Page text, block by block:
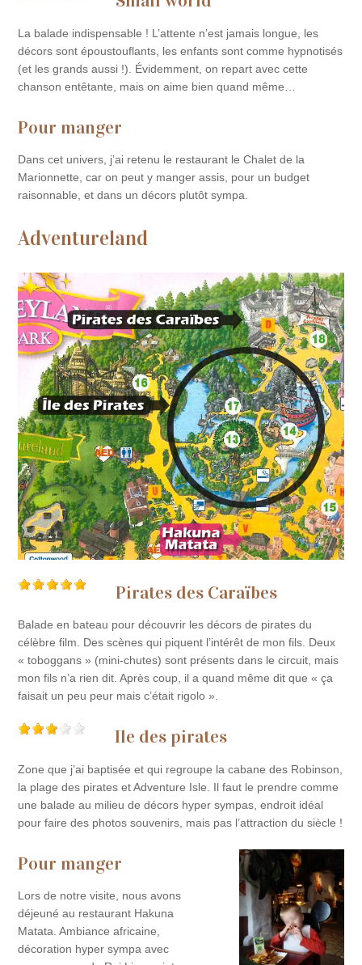
La balade indispensable ! L’attente n’est jamais longue, les
décors sont époustouflants, les enfants sont comme hypnotisés
(et les grands aussi !). Évidemment, on repart avec cette
chanson entêtante, mais on aime bien quand même…
Pour manger
Dans cet univers, j’ai retenu le restaurant le Chalet de la
Marionnette, car on peut y manger assis, pour un budget
raisonnable, et dans un décors plutôt sympa.
Adventureland
Pirates des Caraïbes
Balade en bateau pour découvrir les décors de pirates du
célèbre film. Des scènes qui piquent l’intérêt de mon fils. Deux
« toboggans » (mini-chutes) sont présents dans le circuit, mais
mon fils n’a rien dit. Après coup, il a quand même dit que « ça
faisait un peu peur mais c’était rigolo ».
Ile des pirates
Zone que j’ai baptisée et qui regroupe la cabane des Robinson,
la plage des pirates et Adventure Isle. Il faut le prendre comme
une balade au milieu de décors hyper sympas, endroit idéal
pour faire des photos souvenirs, mais pas l’attraction du siècle !
Pour manger
Lors de notre visite, nous avons
déjeuné au restaurant Hakuna
Matata. Ambiance africaine,
décoration hyper sympa avec